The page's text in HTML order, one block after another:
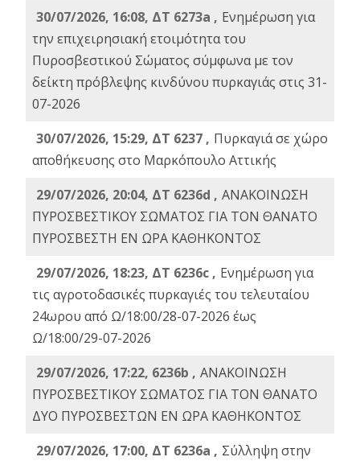
30/07/2026, 16:08, ΔΤ 6273a , Ενημέρωση για
την επιχειρησιακή ετοιμότητα του
Πυροσβεστικού Σώματος σύμφωνα με τον
δείκτη πρόβλεψης κινδύνου πυρκαγιάς στις 31-
07-2026
30/07/2026, 15:29, ΔΤ 6237 , Πυρκαγιά σε χώρο
αποθήκευσης στο Μαρκόπουλο Αττικής
29/07/2026, 20:04, ΔΤ 6236d , ΑΝΑΚΟΙΝΩΣΗ
ΠΥΡΟΣΒΕΣΤΙΚΟΥ ΣΩΜΑΤΟΣ ΓΙΑ ΤΟΝ ΘΑΝΑΤΟ
ΠΥΡΟΣΒΕΣΤΗ ΕΝ ΩΡΑ ΚΑΘΗΚΟΝΤΟΣ
29/07/2026, 18:23, ΔΤ 6236c , Ενημέρωση για
τις αγροτοδασικές πυρκαγιές του τελευταίου
24ωρου από Ω/18:00/28-07-2026 έως
Ω/18:00/29-07-2026
29/07/2026, 17:22, 6236b , ΑΝΑΚΟΙΝΩΣΗ
ΠΥΡΟΣΒΕΣΤΙΚΟΥ ΣΩΜΑΤΟΣ ΓΙΑ ΤΟΝ ΘΑΝΑΤΟ
ΔΥΟ ΠΥΡΟΣΒΕΣΤΩΝ ΕΝ ΩΡΑ ΚΑΘΗΚΟΝΤΟΣ
29/07/2026, 17:00, ΔΤ 6236a , Σύλληψη στην